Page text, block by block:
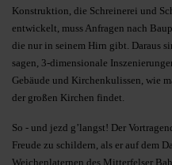
Konstruktion, die Schreinerei und
entwickelt, muss Anfragen nach
die nur in seinem Hirn gibt. Daraus
sagen, 3-dimensionale
Gebäude und Kirchenkulissen, wie
der großen Kirchen findet.
So - und jezd g’langst! Der
Freude zu schildern, als er auf dem
Weichenlaternen des Mitterfelser